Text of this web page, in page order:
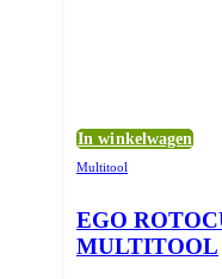
In winkelwagen
Multitool
EGO
MULTITOOL